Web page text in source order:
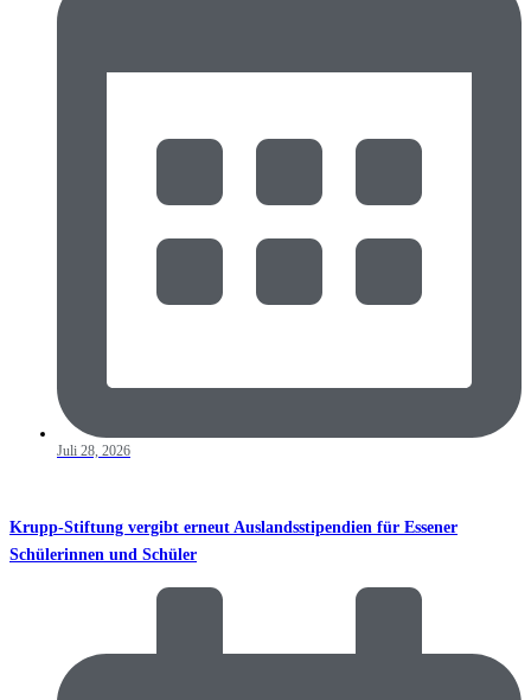
Juli 28, 2026
Krupp-Stiftung vergibt erneut Auslandsstipendien für Essener
Schülerinnen und Schüler